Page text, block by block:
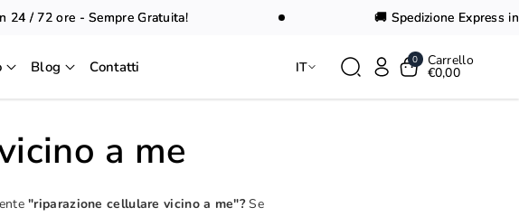
/ 72 ore - Sempre Gratuita! 🚚 Spedizione Express in
Blog Contatti IT 0 Carrello
€0,00
a me
"riparazione cellulare vicino a me"?Se